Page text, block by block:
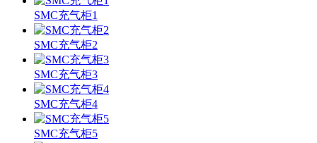
SMC充气柜1
SMC充气柜2
SMC充气柜3
SMC充气柜4
SMC充气柜5